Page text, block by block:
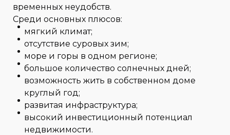
временных неудобств.
Среди основных плюсов:
мягкий климат;
отсутствие суровых зим;
море и горы в одном регионе;
большое количество солнечных дней;
возможность жить в собственном доме
круглый год;
развитая инфраструктура;
высокий инвестиционный потенциал
недвижимости.